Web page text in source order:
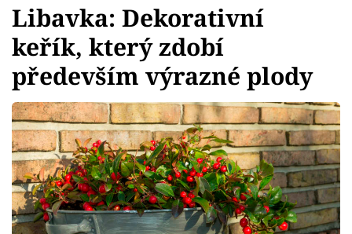
Témata
Bydlení
Zahrada
Design
Sledujte prima+
Libavka: Dekorativní
keřík, který zdobí
především výrazné plody